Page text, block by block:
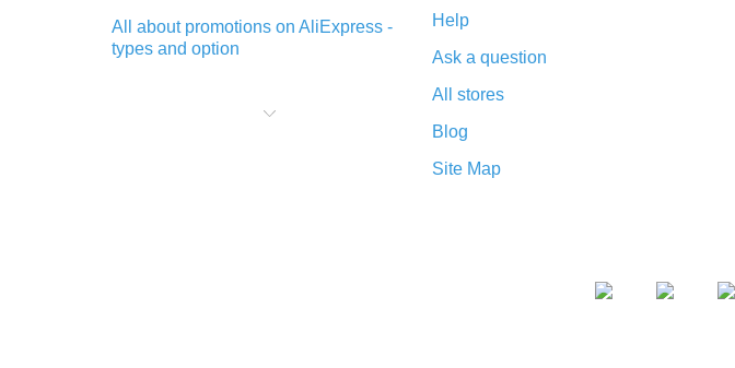
All about promotions on AliExpress -
types and option
purchases on AliExpress - short and
Help
Ask a question
All stores
Blog
Site Map